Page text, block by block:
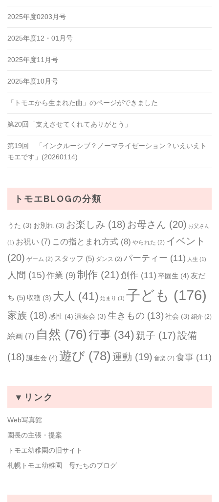
2025年度0203月号
2025年度12・01月号
2025年度11月号
2025年度10月号
「トモエから生まれた曲」のページができました
第20回「支えさせてくれてありがとう」
第19回 「インクルーシブ？ノーマライゼーション？いえいえト
モエです」(20260114)
トモエBLOGの分類
うた (3) お別れ (3) お楽しみ (18) お母さん (20) お父さん
(1) お祝い (7) この指とまれ方式 (8) やられた (2) イベント
(20) ゲーム (2) スタッフ (5) ダンス (2) パーティー (11) 人生 (1)
人間 (15) 作業 (9) 制作 (21) 創作 (11) 卒園生 (4) 友だ
ち (5) 収穫 (3) 大人 (41) 始まり (1) 子ども (176)
家族 (18) 感性 (4) 演奏会 (3) 生きもの (13) 社会 (3) 紹介 (2)
絵画 (7) 自然 (76) 行事 (34) 親子 (17)設備
(18) 誕生会 (4) 遊び (78) 運動 (19) 音楽 (2) 食事 (11)
▼リンク
Web写真館
園長の主張・提案
トモエ幼稚園の旧サイト
札幌トモエ幼稚園 母たちのブログ